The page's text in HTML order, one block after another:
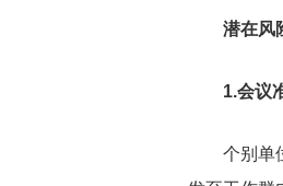
潜在风
1.会议
个别单